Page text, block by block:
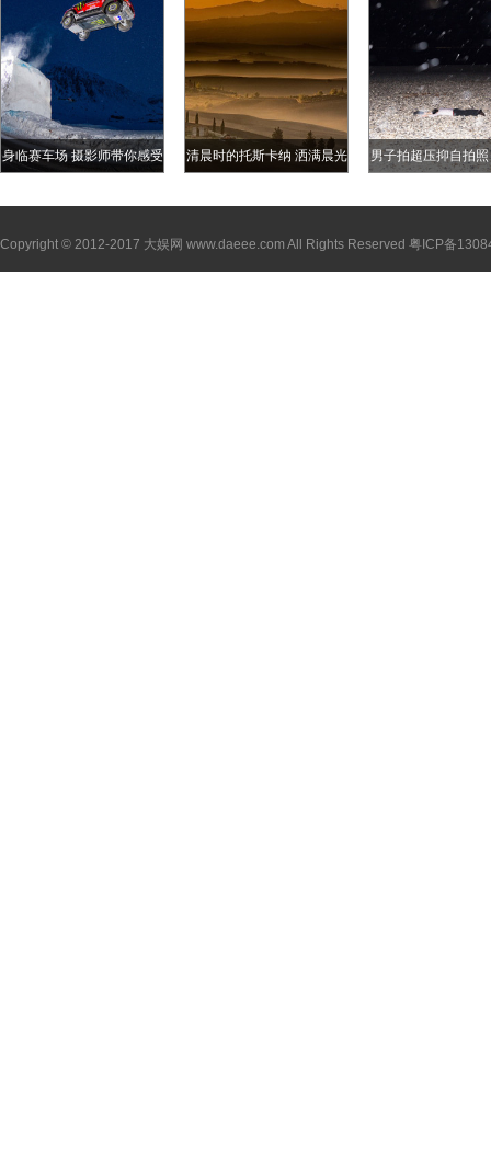
身临赛车场 摄影师带你感受 清晨时的托斯卡纳 洒满晨光 男子拍超压抑自拍
Copyright © 2012-2017 大娱网 www.daeee.com All Rights Reserved 粤ICP备